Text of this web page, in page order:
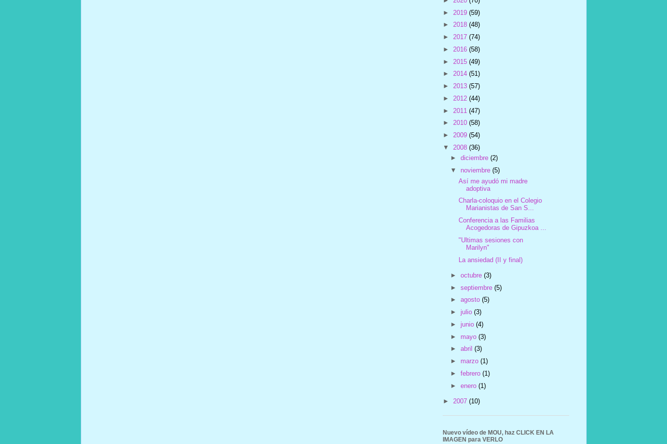
► 2019 (59)
► 2018 (48)
► 2017 (74)
► 2016 (58)
► 2015 (49)
► 2014 (51)
► 2013 (57)
► 2012 (44)
► 2011 (47)
► 2010 (58)
► 2009 (54)
▼ 2008 (36)
►diciembre(2)
▼ noviembre(5)
Así me ayudó mi madre
adoptiva
Charla-coloquio en el Colegio
Marianistas de San S...
Conferencia a las Familias
Acogedoras de Gipuzkoa ...
"Ultimas sesiones con
Marilyn"
La ansiedad (II y final)
►octubre(3)
►septiembre(5)
►agosto(5)
►julio(3)
►junio(4)
► mayo(3)
►abril(3)
► marzo(1)
►febrero(1)
►enero(1)
► 2007 (10)
Nuevo vídeo de MOU, haz CLICK EN LA
IMAGEN para VERLO